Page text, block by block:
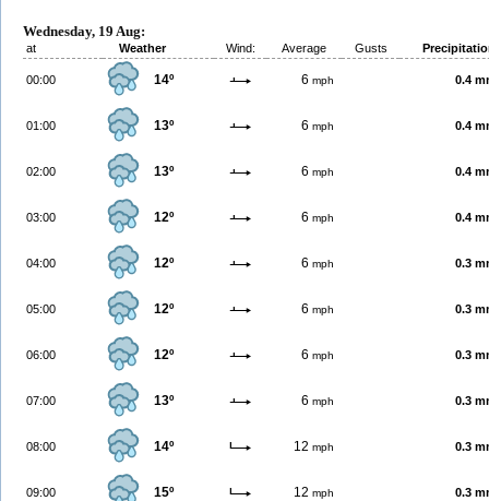
Wednesday, 19 Aug:
at Weather Wind: Average Gusts
00:00 14º 6 mph 0.4
01:00 13º 6 mph 0.4
02:00 13º 6 mph 0.4
03:00 12º 6 mph 0.4
04:00 12º 6 mph 0.3
05:00 12º 6 mph 0.3
06:00 12º 6 mph 0.3
07:00 13º 6 mph 0.3
08:00 14º 12 mph 0.3
09:00 15º 12 mph 0.3